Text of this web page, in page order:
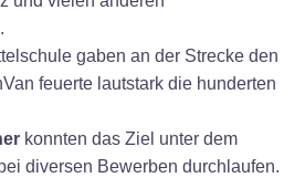
gaben an der Strecke den
feuerte lautstark die hunderten
konnten das Ziel unter dem
diversen Bewerben durchlaufen.